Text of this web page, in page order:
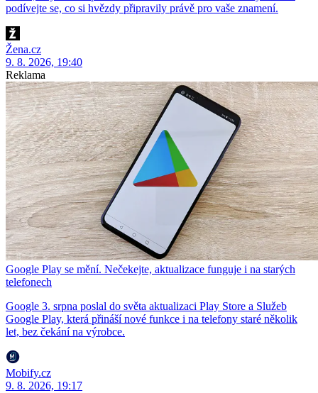
podívejte se, co si hvězdy připravily právě pro vaše znamení.
Žena.cz
9. 8. 2026, 19:40
Reklama
Google Play se mění. Nečekejte, aktualizace funguje i na starých
telefonech
Google 3. srpna poslal do světa aktualizaci Play Store a Služeb
Google Play, která přináší nové funkce i na telefony staré několik
let, bez čekání na výrobce.
Mobify.cz
9. 8. 2026, 19:17